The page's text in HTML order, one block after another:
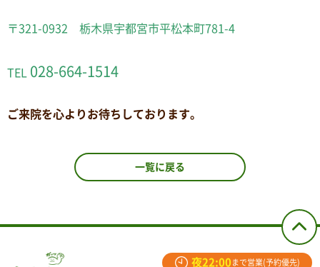
〒321-0932 栃木県宇都宮市平松本町781-4
TEL 028-664-1514
ご来院を心よりお待ちしております。
一覧に戻る
夜22:00 まで営業(予約優先)